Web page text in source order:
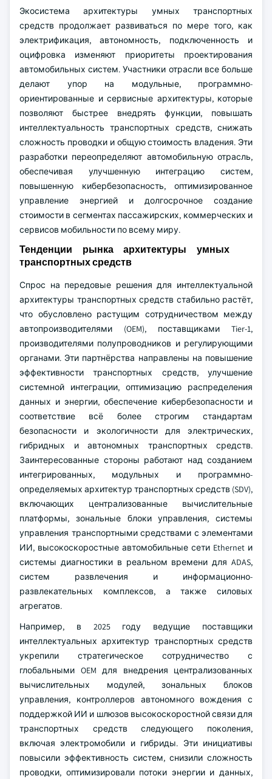
Экосистема архитектуры умных транспортных
средств продолжает развиваться по мере того, как
электрификация, автономность, подключенность и
оцифровка изменяют приоритеты проектирования
автомобильных систем. Участники отрасли все больше
делают упор на модульные, программно-
ориентированные и сервисные архитектуры, которые
позволяют быстрее внедрять функции, повышать
интеллектуальность транспортных средств, снижать
сложность проводки и общую стоимость владения. Эти
разработки переопределяют автомобильную отрасль,
обеспечивая улучшенную интеграцию систем,
повышенную кибербезопасность, оптимизированное
управление энергией и долгосрочное создание
стоимости в сегментах пассажирских, коммерческих и
сервисов мобильности по всему миру.
Тенденции рынка архитектуры умных
транспортных средств
Спрос на передовые решения для интеллектуальной
архитектуры транспортных средств стабильно растёт,
что обусловлено растущим сотрудничеством между
автопроизводителями (OEM), поставщиками Tier-1,
производителями полупроводников и регулирующими
органами. Эти партнёрства направлены на повышение
эффективности транспортных средств, улучшение
системной интеграции, оптимизацию распределения
данных и энергии, обеспечение кибербезопасности и
соответствие всё более строгим стандартам
безопасности и экологичности для электрических,
гибридных и автономных транспортных средств.
Заинтересованные стороны работают над созданием
интегрированных, модульных и программно-
определяемых архитектур транспортных средств (SDV),
включающих централизованные вычислительные
платформы, зональные блоки управления, системы
управления транспортными средствами с элементами
ИИ, высокоскоростные автомобильные сети Ethernet и
системы диагностики в реальном времени для ADAS,
систем развлечения и информационно-
развлекательных комплексов, а также силовых
агрегатов.
Например, в 2025 году ведущие поставщики
интеллектуальных архитектур транспортных средств
укрепили стратегическое сотрудничество с
глобальными OEM для внедрения централизованных
вычислительных модулей, зональных блоков
управления, контроллеров автономного вождения с
поддержкой ИИ и шлюзов высокоскоростной связи для
транспортных средств следующего поколения,
включая электромобили и гибриды. Эти инициативы
повысили эффективность систем, снизили сложность
проводки, оптимизировали потоки энергии и данных,